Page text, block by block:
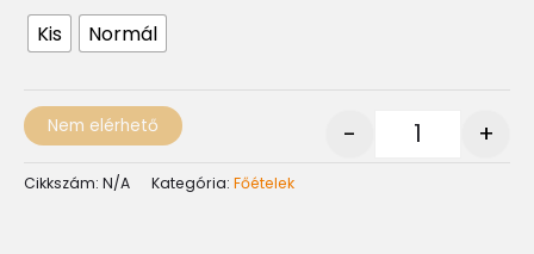
Kis Normál
- +
Nem elérhető
Cikkszám: N/A Kategória: Főételek